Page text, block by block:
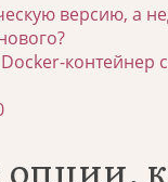
версию, а
контейнер
опции,